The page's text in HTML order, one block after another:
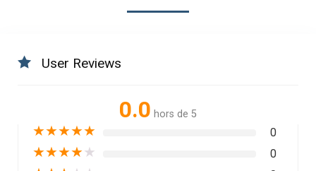
User Reviews
0.0 hors de 5
★★★★★ 0
★★★★★ 0